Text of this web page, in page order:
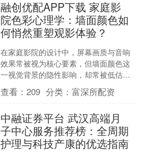
融创优配APP下载 家庭影
院色彩心理学：墙面颜色如
何悄然重塑观影体验？
在家庭影院的设计中，屏幕画质与音响
效果常被视为核心要素，但墙面颜色这
一视觉背景的隐性影响，却常被低估。
色彩不仅是装饰语言，更是影响情绪、
注意力甚至生理感知的“心....
查看：209 分类：富深所配资
中融证券平台 武汉高端月
子中心服务推荐榜：全周期
护理与科技产康的优选指南